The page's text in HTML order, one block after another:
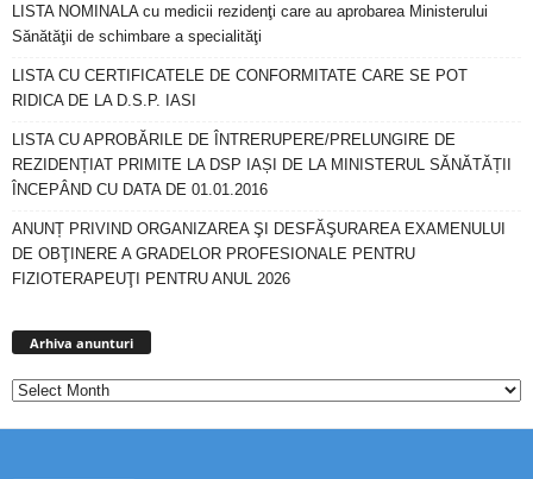
LISTA NOMINALA cu medicii rezidenţi care au aprobarea Ministerului
Sănătăţii de schimbare a specialităţi
LISTA CU CERTIFICATELE DE CONFORMITATE CARE SE POT
RIDICA DE LA D.S.P. IASI
LISTA CU APROBĂRILE DE ÎNTRERUPERE/PRELUNGIRE DE
REZIDENȚIAT PRIMITE LA DSP IAȘI DE LA MINISTERUL SĂNĂTĂȚII
ÎNCEPÂND CU DATA DE 01.01.2016
ANUNȚ PRIVIND ORGANIZAREA ŞI DESFĂŞURAREA EXAMENULUI
DE OBŢINERE A GRADELOR PROFESIONALE PENTRU
FIZIOTERAPEUŢI PENTRU ANUL 2026
Arhiva anunturi